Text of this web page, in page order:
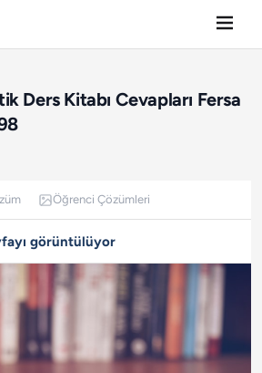
Ders Kitabı Cevapları Fersa
Öğrenci Çözümleri
görüntülüyor